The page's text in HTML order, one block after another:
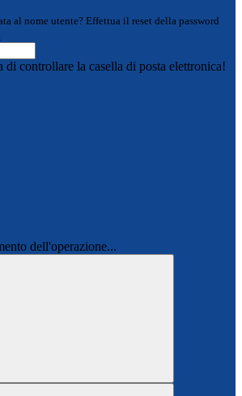
al nome utente? Effettua il reset della password
di controllare la casella di posta elettronica!
dell'operazione...